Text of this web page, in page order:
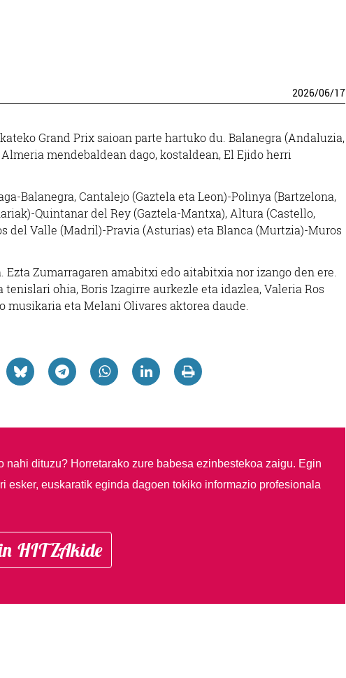
2026/06/17
Grand Prix saioan parte hartuko du. Balanegra (Andaluzia,
mendebaldean dago, kostaldean, El Ejido herri
Balanegra, Cantalejo (Gaztela eta Leon)-Polinya (Bartzelona,
Quintanar del Rey (Gaztela-Mantxa), Altura (Castello,
del Valle (Madril)-Pravia (Asturias) eta Blanca (Murtzia)-Muros
Zumarragaren amabitxi edo aitabitxia nor izango den ere.
ohia, Boris Izagirre aurkezle eta idazlea, Valeria Ros
eta Melani Olivares aktorea daude.
nahi dituzu? Horretarako zure babesa ezinbestekoa zaigu. Egin
esker, euskaratik eginda dagoen tokiko informazio profesionala
HITZAkide